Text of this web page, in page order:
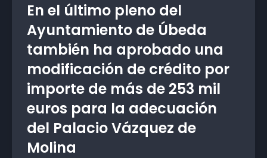
En el último pleno del
Ayuntamiento de Úbeda
también ha aprobado una
modificación de crédito por
importe de más de 253 mil
euros para la adecuación
del Palacio Vázquez de
Molina